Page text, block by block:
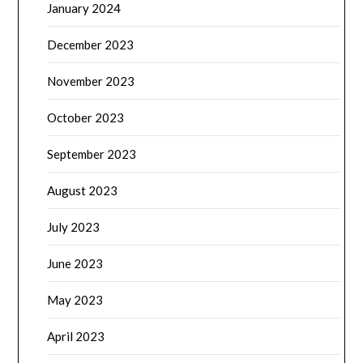
January 2024
December 2023
November 2023
October 2023
September 2023
August 2023
July 2023
June 2023
May 2023
April 2023